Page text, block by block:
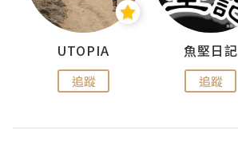
UTOPIA
追蹤
魚堅日記
追蹤